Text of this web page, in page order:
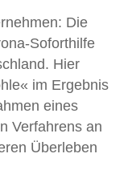
Die
Soforthilfe
Hier
im Ergebnis
eines
Verfahrens an
Überleben